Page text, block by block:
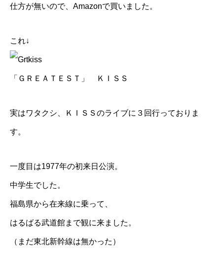
仕方が無いので、Amazonで買いました。
これ↓
「ＧＲＥＡＴＥＳＴ」 ＫＩＳＳ
実はワタクシ、ＫＩＳＳのライブに３回行っておりま
す。
一度目は1977年の初来日公演。
中学生でした。
福島県から在来線に乗って、
はるばる武道館まで観に来ました。
（まだ東北新幹線は無かった）